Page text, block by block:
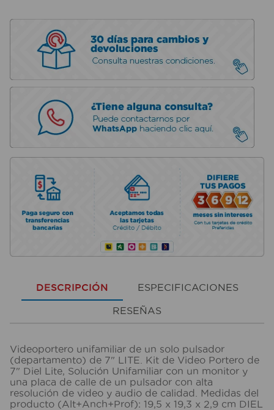
DESCRIPCIÓN ESPECIFICACIONES
RESEÑAS
Videoportero unifamiliar de un solo pulsador
(departamento) de 7" LITE. Kit de Video Portero de
7" Diel Lite, Solución Unifamiliar con un monitor y
una placa de calle de un pulsador con alta
resolución de video y audio de calidad. Medidas del
producto (Alt+Anch+Prof): 19,5 x 19,3 x 2,9 cm DIEL